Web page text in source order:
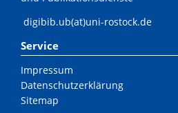
digibib.ub(at)uni-rostock.de
Service
Impressum
Datenschutzerklärung
Sitemap